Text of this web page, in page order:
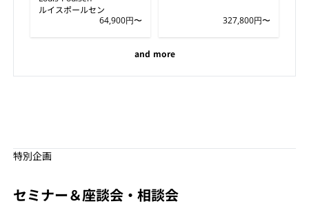
ルイスポールセン
64,900円〜
327,800円〜
and more
特別企画
セミナー＆座談会・相談会